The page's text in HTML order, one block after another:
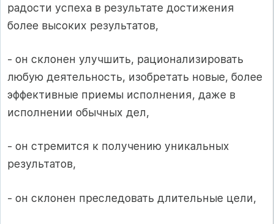
радости успеха в результате дос­тижения
более высоких результатов,
- он склонен улучшить, рационализировать
любую деятельность, изобретать новые, более
эффективные приемы исполнения, даже в
исполнении обычных дел,
- он стремится к получению уникальных
результатов,
- он склонен преследовать длительные цели,